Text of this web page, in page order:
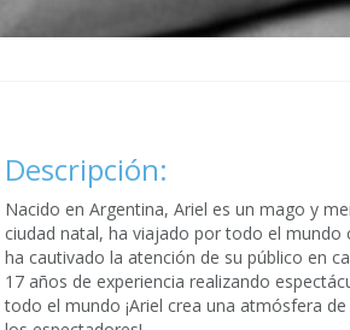
Descripción:
Nacido en Argentina, Ariel es un mago y
ciudad natal, ha viajado por todo el
ha cautivado la atención de su público en
17 años de experiencia realizando
todo el mundo ¡Ariel crea una atmósfera